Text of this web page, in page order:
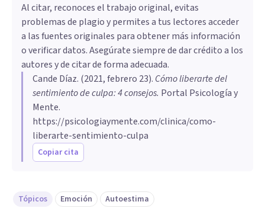
Al citar, reconoces el trabajo original, evitas
problemas de plagio y permites a tus lectores acceder
a las fuentes originales para obtener más información
o verificar datos. Asegúrate siempre de dar crédito a los
autores y de citar de forma adecuada.
Cande Díaz. (2021, febrero 23). Cómo liberarte del
sentimiento de culpa: 4 consejos. Portal Psicología y
Mente.
https://psicologiaymente.com/clinica/como-
liberarte-sentimiento-culpa
Copiar cita
Tópicos Emoción Autoestima